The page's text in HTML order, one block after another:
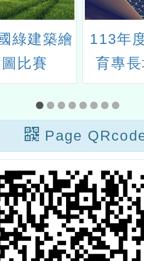
綠建築繪
比賽
113年
育專
班」
Page